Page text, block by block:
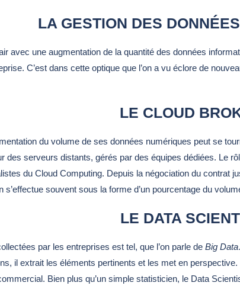
LA GESTION DES
avec une augmentation de la quantité des données
C’est dans cette optique que l’on a vu éclore de
LE CLOUD
du volume de ses données numériques peut se
des serveurs distants, gérés par des équipes dédiées. Le
du Cloud Computing. Depuis la négociation du contrat
souvent sous la forme d’un pourcentage du
LE DATA
par les entreprises est tel, que l’on parle de Big Data
il extrait les éléments pertinents et les met en
Bien plus qu’un simple statisticien, le Data